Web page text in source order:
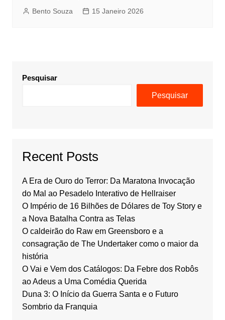
Bento Souza 15 Janeiro 2026
Pesquisar
Pesquisar
Recent Posts
A Era de Ouro do Terror: Da Maratona Invocação
do Mal ao Pesadelo Interativo de Hellraiser
O Império de 16 Bilhões de Dólares de Toy Story e
a Nova Batalha Contra as Telas
O caldeirão do Raw em Greensboro e a
consagração de The Undertaker como o maior da
história
O Vai e Vem dos Catálogos: Da Febre dos Robôs
ao Adeus a Uma Comédia Querida
Duna 3: O Início da Guerra Santa e o Futuro
Sombrio da Franquia